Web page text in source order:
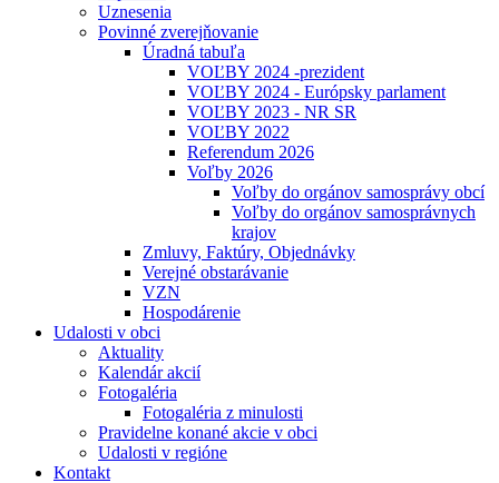
Uznesenia
Povinné zverejňovanie
Úradná tabuľa
VOĽBY 2024 -prezident
VOĽBY 2024 - Európsky parlament
VOĽBY 2023 - NR SR
VOĽBY 2022
Referendum 2026
Voľby 2026
Voľby do orgánov samosprávy obcí
Voľby do orgánov samosprávnych
krajov
Zmluvy, Faktúry, Objednávky
Verejné obstarávanie
VZN
Hospodárenie
Udalosti v obci
Aktuality
Kalendár akcií
Fotogaléria
Fotogaléria z minulosti
Pravidelne konané akcie v obci
Udalosti v regióne
Kontakt